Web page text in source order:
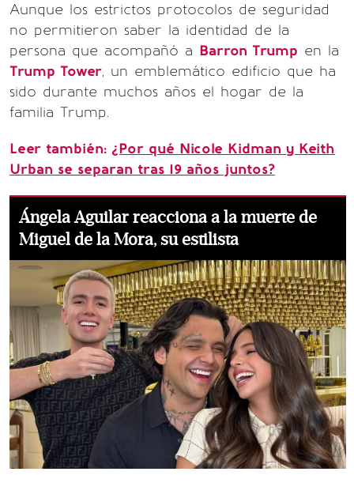
Aunque los estrictos protocolos de seguridad
no permitieron saber la identidad de la
persona que acompañó a Barron Trump en la
Trump Tower, un emblemático edificio que ha
sido durante muchos años el hogar de la
familia Trump.
Leer también: ¿Por qué Nicole Kidman y Keith
Urban se separan tras 19 años juntos?
Ángela Aguilar reacciona a la muerte de
Miguel de la Mora, su estilista